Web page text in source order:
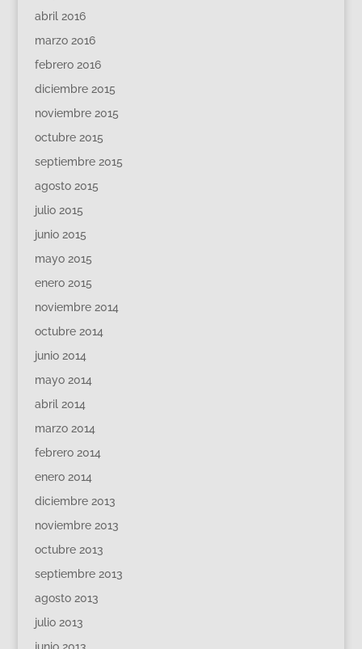
abril 2016
marzo 2016
febrero 2016
diciembre 2015
noviembre 2015
octubre 2015
septiembre 2015
agosto 2015
julio 2015
junio 2015
mayo 2015
enero 2015
noviembre 2014
octubre 2014
junio 2014
mayo 2014
abril 2014
marzo 2014
febrero 2014
enero 2014
diciembre 2013
noviembre 2013
octubre 2013
septiembre 2013
agosto 2013
julio 2013